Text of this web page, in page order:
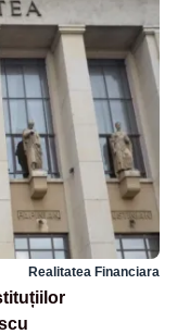
Realitatea Financiara